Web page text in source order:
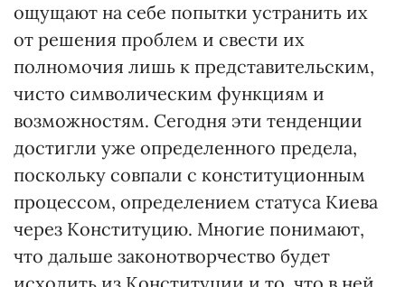
ощущают на себе попытки устранить их
от решения проблем и свести их
полномочия лишь к представительским,
чисто символическим функциям и
возможностям. Сегодня эти тенденции
достигли уже определенного предела,
поскольку совпали с конституционным
процессом, определением статуса Киева
через Конституцию. Многие понимают,
что дальше законотворчество будет